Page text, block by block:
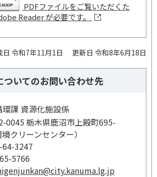
PDFファイルをご覧いただくた
Reader が必要です。
日 令和7年11月1日 更新日 令和8年6月18日
ついてのお問い合わせ先
課 資源化施設係
0045 栃木県鹿沼市上殿町695-
クリーンセンター）
3247
5766